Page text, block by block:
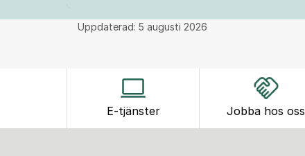
Uppdaterad: 5 augusti 2026
E-tjänster Jobba hos oss